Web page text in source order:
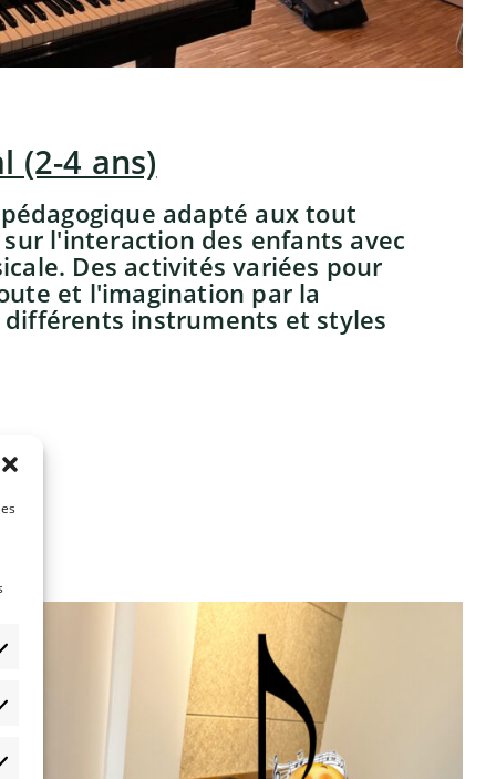
(2-4 ans)
adapté aux tout
l'interaction des enfants avec
Des activités variées pour
et l'imagination par la
instruments et styles